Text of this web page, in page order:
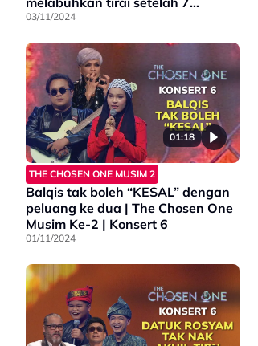
minggu berentap!
03/11/2024
01:18
THE CHOSEN ONE MUSIM 2
Balqis tak boleh “KESAL” dengan
peluang ke dua | The Chosen One
Musim Ke-2 | Konsert 6
01/11/2024